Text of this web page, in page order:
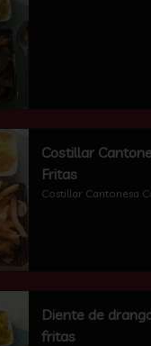
Costillar
Fritas
Costillar Cantonesa
Diente de
fritas